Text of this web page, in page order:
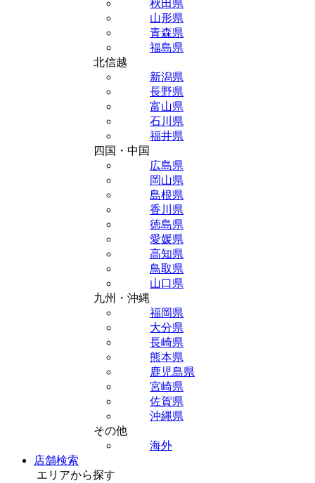
秋田県
山形県
青森県
福島県
北信越
新潟県
長野県
富山県
石川県
福井県
四国・中国
広島県
岡山県
島根県
香川県
徳島県
愛媛県
高知県
鳥取県
山口県
九州・沖縄
福岡県
大分県
長崎県
熊本県
鹿児島県
宮崎県
佐賀県
沖縄県
その他
海外
店舗検索
エリアから探す